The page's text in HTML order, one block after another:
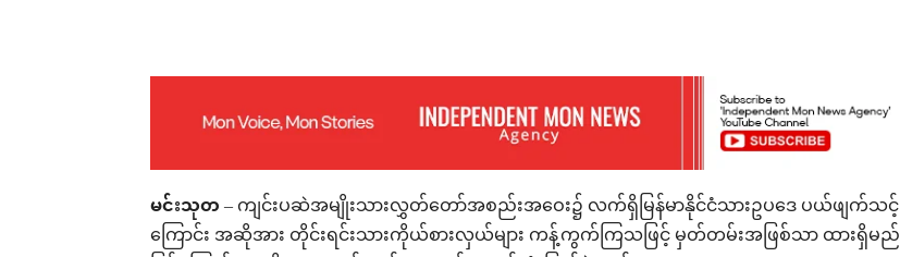
မင်းသုတ– ကျင်းပဆဲအမျိုးသားလွှတ်တော်အစည်းအဝေး၌ လက်ရှိမြန်မာနိုင်ငံသားဥပဒေ ပယ်ဖျက်သင့်
ကြောင်း အဆိုအား တိုင်းရင်းသားကိုယ်စားလှယ်များ ကန့်ကွက်ကြသဖြင့် မှတ်တမ်းအဖြစ်သာ ထားရှိမည်